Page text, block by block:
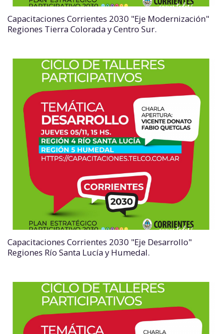
Capacitaciones Corrientes 2030 "Eje Modernización"
Regiones Tierra Colorada y Centro Sur.
Capacitaciones Corrientes 2030 "Eje Desarrollo"
Regiones Río Santa Lucía y Humedal.